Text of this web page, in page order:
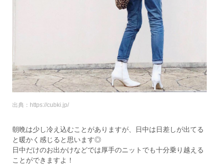
出典：https://cubki.jp/
朝晩は少し冷え込むことがありますが、日中は日差しが出てる
と暖かく感じると思います◎
日中だけのお出かけなどでは厚手のニットでも十分乗り越える
ことができますよ！